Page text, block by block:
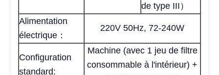
de type III）
Alimentation
électrique：
220V 50Hz, 72-240W
Configuration
standard:
Machine (avec 1 jeu de filtre
consommable à l'intérieur) +